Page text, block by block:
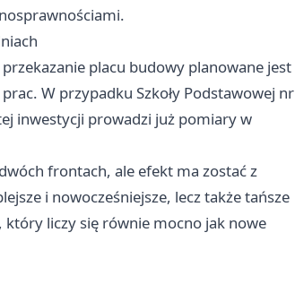
placu budowy planowane jest
W przypadku Szkoły Podstawowej nr
inwestycji prowadzi już pomiary w
frontach, ale efekt ma zostać z
i nowocześniejsze, lecz także tańsze
liczy się równie mocno jak nowe